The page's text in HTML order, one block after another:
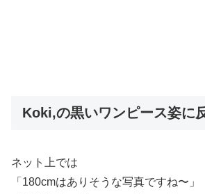
Koki,の黒いワンピース姿に
ネット上では
「180cmはありそうな写真ですね〜」